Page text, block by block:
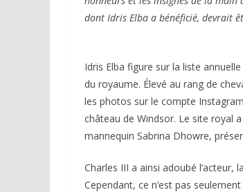
dont Idris Elba a bénéficié, devrait
Idris Elba figure sur la liste
du royaume. Élevé au rang de
les photos sur le compte
château de Windsor. Le site royal
mannequin Sabrina Dhowre,
Charles III a ainsi adoubé l’acteur,
Cependant, ce n’est pas